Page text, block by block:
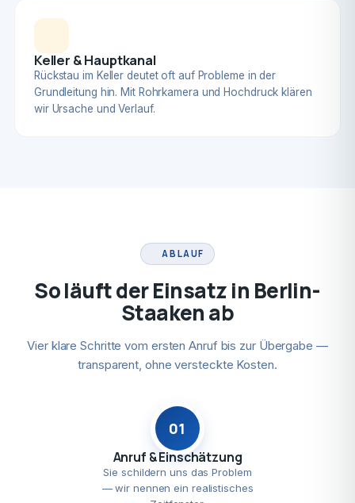
Keller & Hauptkanal
Rückstau im Keller deutet oft auf Probleme in der
Grundleitung hin. Mit Rohrkamera und Hochdruck klären
wir Ursache und Verlauf.
ABLAUF
So läuft der Einsatz in Berlin-
Staaken ab
Vier klare Schritte vom ersten Anruf bis zur Übergabe —
transparent, ohne versteckte Kosten.
01
Anruf & Einschätzung
Sie schildern uns das Problem
— wir nennen ein realistisches